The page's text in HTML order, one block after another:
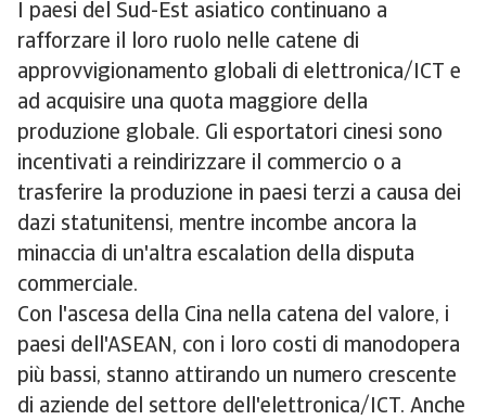
I paesi del Sud-Est asiatico continuano a
rafforzare il loro ruolo nelle catene di
approvvigionamento globali di elettronica/ICT e
ad acquisire una quota maggiore della
produzione globale. Gli esportatori cinesi sono
incentivati a reindirizzare il commercio o a
trasferire la produzione in paesi terzi a causa dei
dazi statunitensi, mentre incombe ancora la
minaccia di un'altra escalation della disputa
commerciale.
Con l'ascesa della Cina nella catena del valore, i
paesi dell'ASEAN, con i loro costi di manodopera
più bassi, stanno attirando un numero crescente
di aziende del settore dell'elettronica/ICT. Anche